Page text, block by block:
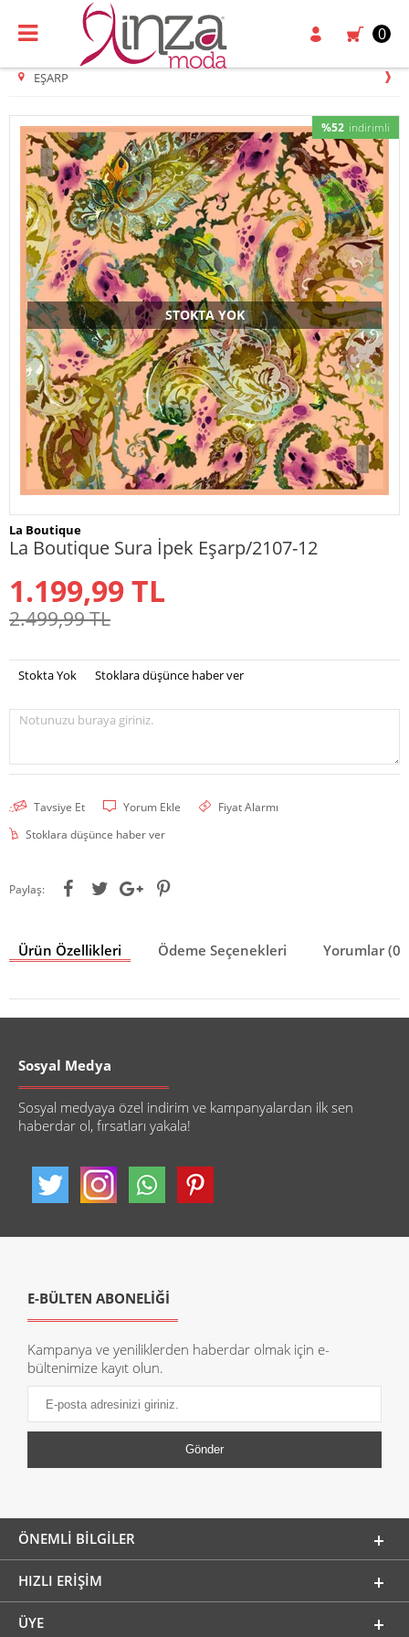
0
EŞARP
%52 indirimli
STOKTA YOK
La Boutique
La Boutique Sura İpek Eşarp/2107-12
1.199,99TL
2.499,99TL
Stokta Yok Stoklara düşünce haber ver
Notunuzu buraya giriniz.
Tavsiye Et Yorum Ekle
Fiyat Alarmı
Stoklara düşünce haber ver
Paylaş:
Ürün Özellikleri Ödeme Seçenekleri Yorumlar (0)
Sosyal Medya
Sosyal medyaya özel indirim ve kampanyalardan ilk sen
haberdar ol, fırsatları yakala!
E-BÜLTEN ABONELİĞİ
Kampanya ve yeniliklerden haberdar olmak için e-
bültenimize kayıt olun.
ÖNEMLI BILGILER
HIZLI ERIŞIM
ÜYE